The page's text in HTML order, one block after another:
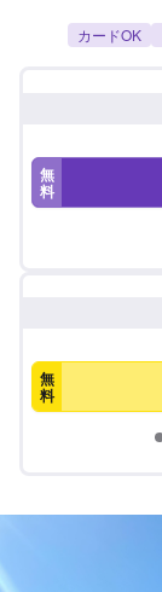
カードOK
無
料
無
料